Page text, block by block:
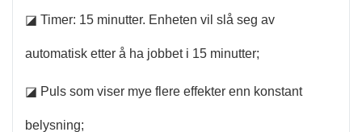
◪ Timer: 15 minutter. Enheten vil slå seg av
automatisk etter å ha jobbet i 15 minutter;
◪ Puls som viser mye flere effekter enn konstant
belysning;